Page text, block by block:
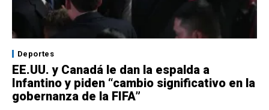
Deportes
EE.UU. y Canadá le dan la espalda a
Infantino y piden “cambio significativo en la
gobernanza de la FIFA”